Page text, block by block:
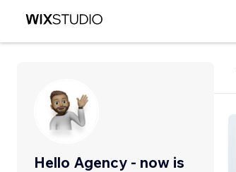
Hello Agency - now is